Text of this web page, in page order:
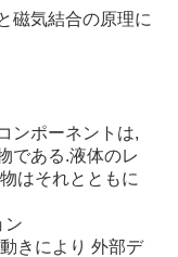
磁気結合の原理に
ンポーネントは,
である.液体のレ
はそれとともに
ン
きにより 外部デ